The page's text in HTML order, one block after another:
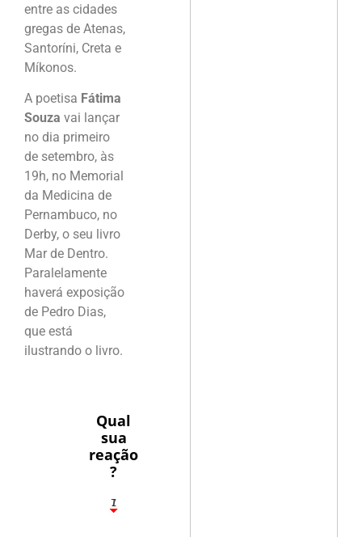
entre as cidades
gregas de Atenas,
Santoríni, Creta e
Míkonos.
A poetisa Fátima
Souza vai lançar
no dia primeiro
de setembro, às
19h, no Memorial
da Medicina de
Pernambuco, no
Derby, o seu livro
Mar de Dentro.
Paralelamente
haverá exposição
de Pedro Dias,
que está
ilustrando o livro.
Qual
sua
reação
?
1
7